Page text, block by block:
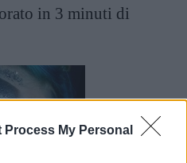
Process My Personal
in 3 minuti di